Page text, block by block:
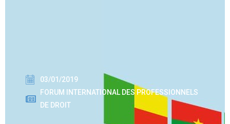
03/01/2019
FORUM INTERNATIONAL DES PROFESSIONNELS
DE DROIT